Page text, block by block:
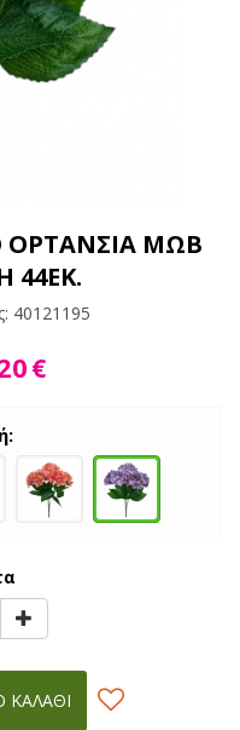
ΜΩΒ
44ΕΚ.
40121195
€